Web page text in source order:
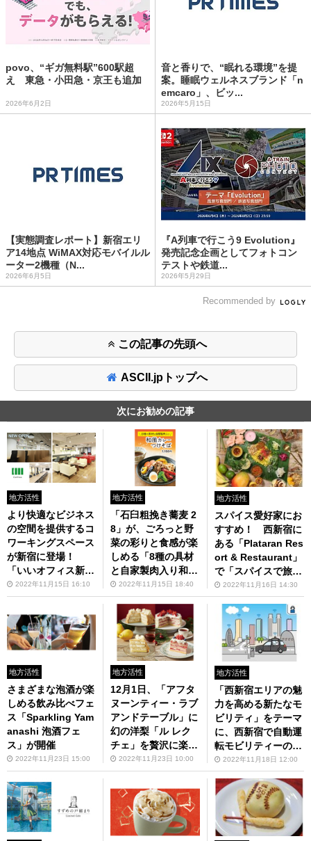
povo、“ギガ無料駅”600駅超
え 東急・小田急・京王も追加
2026年6月2日
音と香りで、“眠れる環境”を提
案。睡眠ウェルネスブランド「n
emcaro」、ビッ...
2026年5月15日
【実態調査レポート】新宿エリ
ア14地点 WiMAX対応モバイルル
ーター2機種（N...
2026年6月5日
『A列車で行こう9 Evolution』
発売記念企画としてフォトコン
テストや鉄道...
2026年5月29日
Recommended by
この記事の先頭へ
ASCII.jpトップへ
次にお勧めの記事
地方活性
より快適なビジネス
の空間を提供するコ
ワーキングスペース
が新宿に登場！
「いいオフィス新宿
by Workmedi 新
宿」オープン
2022年11月15日 16:10
地方活性
「石臼粗挽き蕎麦 2
8」が、ごろっと野
菜の彩りと食感が楽
しめる「8種の具材
と自家製肉入り和風
カレーつけそば」を
発売
2022年11月15日 18:40
地方活性
スパイス愛好家にお
すすめ！ 西新宿に
ある「Plataran Res
ort & Restaurant」
で「スパイスで旅す
るカレープレート＆
ジェラート」を期間
限定で発売
2022年11月16日 14:30
地方活性
さまざまな泡酒が楽
しめる飲み比べフェ
ス「Sparkling Yam
anashi 泡酒フェ
ス」が開催
2022年11月23日 15:00
地方活性
12月1日、「アフタ
ヌーンティー・ラブ
アンドテーブル」に
幻の洋梨「ル レク
チェ」を贅沢に楽し
むクリスマス限定ミ
ルクレープが登場
2022年11月23日 10:00
地方活性
「西新宿エリアの魅
力を高める新たなモ
ビリティ」をテーマ
に、西新宿で自動運
転モビリティーの走
行を実施
2022年11月18日 12:00